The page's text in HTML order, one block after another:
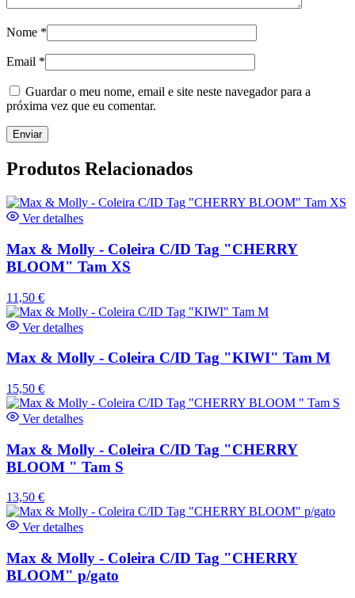
Nome *
Email *
Guardar o meu nome, email e site neste navegador para a
próxima vez que eu comentar.
Produtos Relacionados
Ver detalhes
Max & Molly - Coleira C/ID Tag "CHERRY
BLOOM" Tam XS
11,50 €
Ver detalhes
Max & Molly - Coleira C/ID Tag "KIWI" Tam M
15,50 €
Ver detalhes
Max & Molly - Coleira C/ID Tag "CHERRY
BLOOM " Tam S
13,50 €
Ver detalhes
Max & Molly - Coleira C/ID Tag "CHERRY
BLOOM" p/gato